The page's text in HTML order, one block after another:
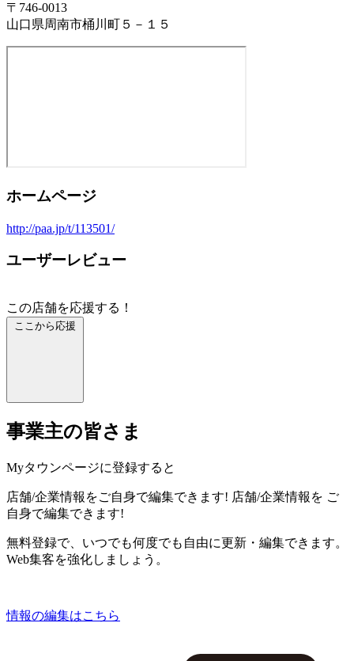
〒746-0013
山口県周南市桶川町５－１５
ホームページ
http://paa.jp/t/113501/
ユーザーレビュー
この店舗を応援する！
ここから応援
事業主の皆さま
Myタウンページに登録すると
店舗/企業情報をご自身で編集できます! 店舗/企業情報を ご
自身で編集できます!
無料登録で、いつでも何度でも自由に更新・編集できます。
Web集客を強化しましょう。
情報の編集はこちら